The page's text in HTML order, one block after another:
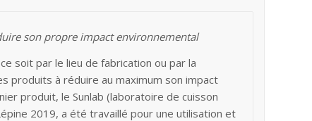
son propre impact environnemental
soit par le lieu de fabrication ou par la
produits à réduire au maximum son impact
produit, le Sunlab (laboratoire de cuisson
2019, a été travaillé pour une utilisation et